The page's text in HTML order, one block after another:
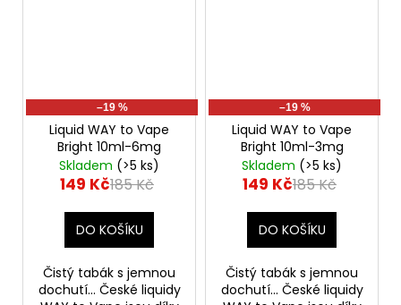
–19 %
Liquid WAY to Vape
Bright 10ml-6mg
Skladem (>5 ks)
149 Kč185 Kč
DO KOŠÍKU
Čistý tabák s jemnou
dochutí... České liquidy
–19 %
Liquid WAY to Vape
Bright 10ml-3mg
Skladem (>5 ks)
149 Kč185 Kč
DO KOŠÍKU
Čistý tabák s jemnou
dochutí... České liquidy